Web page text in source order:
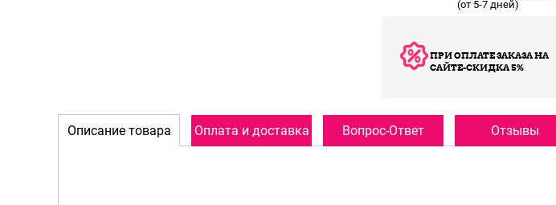
(от 5-7 дней)
ПРИ ОПЛАТЕ ЗАКАЗА НА
САЙТЕ-СКИДКА 5%
Описание товара Оплата и доставка Вопрос-Ответ Отзывы